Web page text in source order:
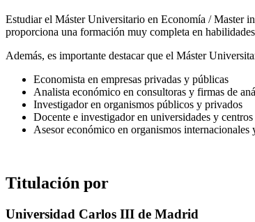
Estudiar el Máster Universitario en Economía / Master
proporciona una formación muy completa en
Además, es importante destacar que el Máster
Economista en empresas privadas y públicas
Analista económico en consultoras y firmas de
Investigador en organismos públicos y privados
Docente e investigador en universidades y
Asesor económico en organismos internacionales
Titulación por
Universidad Carlos III de Madrid